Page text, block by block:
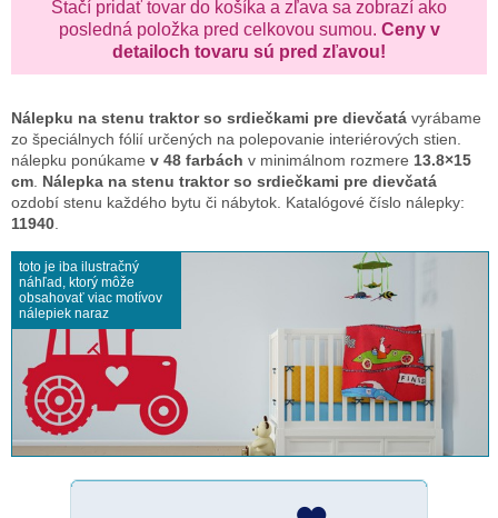
Stačí pridať tovar do košíka a zľava sa zobrazí ako
posledná položka pred celkovou sumou. Ceny v
detailoch tovaru sú pred zľavou!
Nálepku na stenu traktor so srdiečkami pre dievčatá vyrábame
zo špeciálnych fólií určených na polepovanie interiérových stien.
nálepku ponúkame v 48 farbách v minimálnom rozmere 13.8×15
cm Nálepka na stenu traktor so srdiečkami pre dievčatá
ozdobí stenu každého bytu či nábytok. Katalógové číslo nálepky:
11940
toto je iba ilustračný
náhľad, ktorý môže
obsahovať viac motívov
nálepiek naraz